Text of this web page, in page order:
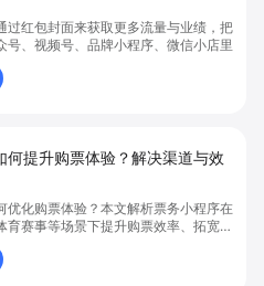
过红包封面来获取更多流量与业绩，把
号、视频号、品牌小程序、微信小店里
何提升购票体验？解决渠道与效
优化购票体验？本文解析票务小程序在
育赛事等场景下提升购票效率、拓宽销
员精准营销的具体方式。关键词包括
购票体验”、“购票效率”。